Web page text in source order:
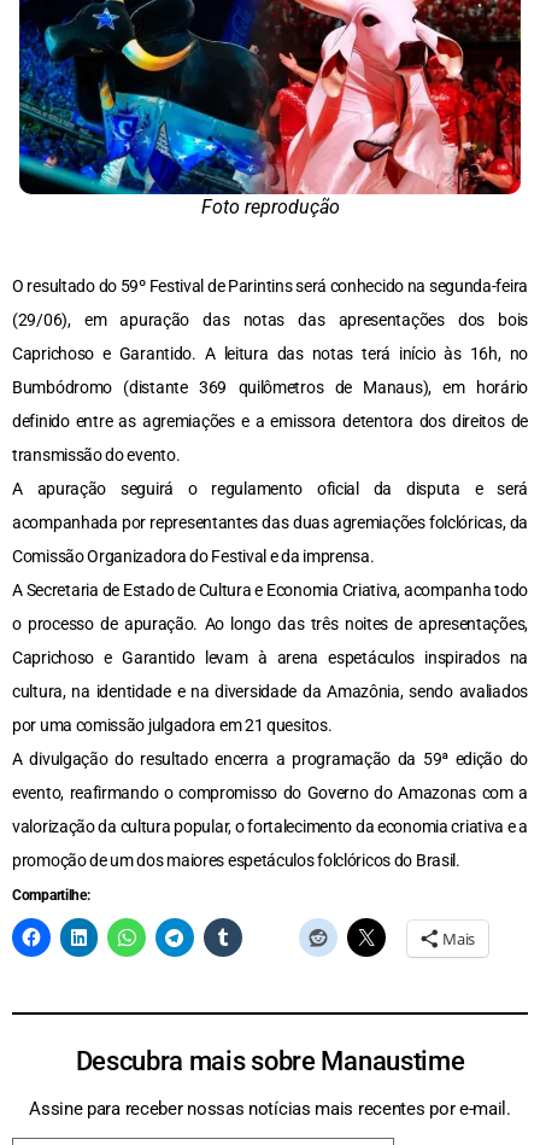
Foto reprodução
O resultado do 59º Festival de Parintins será conhecido na segunda-feira
(29/06), em apuração das notas das apresentações dos bois
Caprichoso e Garantido. A leitura das notas terá início às 16h, no
Bumbódromo (distante 369 quilômetros de Manaus), em horário
definido entre as agremiações e a emissora detentora dos direitos de
transmissão do evento.
A apuração seguirá o regulamento oficial da disputa e será
acompanhada por representantes das duas agremiações folclóricas, da
Comissão Organizadora do Festival e da imprensa.
A Secretaria de Estado de Cultura e Economia Criativa, acompanha todo
o processo de apuração. Ao longo das três noites de apresentações,
Caprichoso e Garantido levam à arena espetáculos inspirados na
cultura, na identidade e na diversidade da Amazônia, sendo avaliados
por uma comissão julgadora em 21 quesitos.
A divulgação do resultado encerra a programação da 59ª edição do
evento, reafirmando o compromisso do Governo do Amazonas com a
valorização da cultura popular, o fortalecimento da economia criativa e a
promoção de um dos maiores espetáculos folclóricos do Brasil.
Compartilhe:
Mais
Descubra mais sobre Manaustime
Assine para receber nossas notícias mais recentes por e-mail.